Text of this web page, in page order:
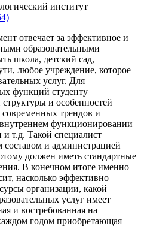
отвечает за эффективное и
образовательными
школа, детский сад,
любое учреждение, которое
услуг. Для
функций студенту
и особенностей
трендов и
функционировании
и т.д. Такой специалист
составом и администрацией
должен иметь стандартные
В конечном итоге именно
насколько эффективно
организации, какой
услуг имеет
и востребованная на
годом приобретающая